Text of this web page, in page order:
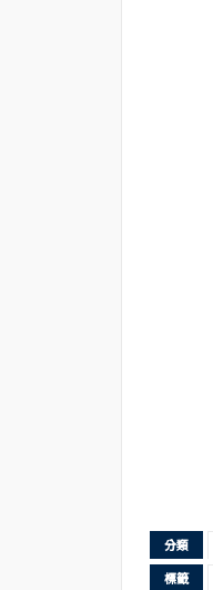
分類
標籤